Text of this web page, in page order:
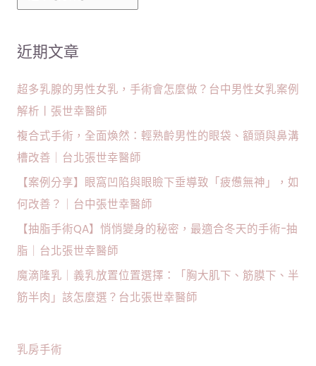
:
近期文章
超多乳腺的男性女乳，手術會怎麼做？台中男性女乳案例
解析丨張世幸醫師
複合式手術，全面煥然：輕熟齡男性的眼袋、額頭與鼻溝
槽改善｜台北張世幸醫師
【案例分享】眼窩凹陷與眼瞼下垂導致「疲憊無神」，如
何改善？｜台中張世幸醫師
【抽脂手術QA】悄悄變身的秘密，最適合冬天的手術-抽
脂｜台北張世幸醫師
魔滴隆乳｜義乳放置位置選擇：「胸大肌下、筋膜下、半
筋半肉」該怎麼選？台北張世幸醫師
乳房手術